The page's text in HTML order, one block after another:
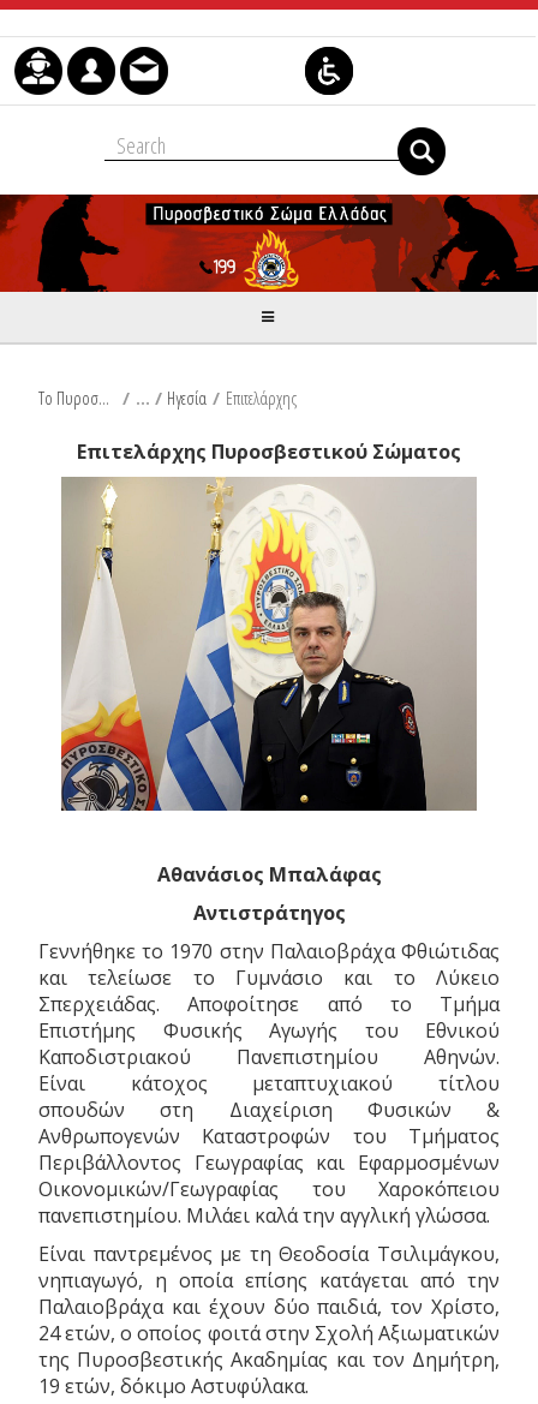
Skip to Content
Το Πυροσβεστικό Σώμα / Ηγεσία / Επιτελάρχης
Επιτελάρχης Πυροσβεστικού Σώματος
Αθανάσιος Μπαλάφας
Αντιστράτηγος
Γεννήθηκε το 1970 στην Παλαιοβράχα Φθιώτιδας
και τελείωσε το Γυμνάσιο και το Λύκειο
Σπερχειάδας. Αποφοίτησε από το Τμήμα
Επιστήμης Φυσικής Αγωγής του Εθνικού
Καποδιστριακού Πανεπιστημίου Αθηνών.
Είναι κάτοχος μεταπτυχιακού τίτλου
σπουδών στη Διαχείριση Φυσικών &
Ανθρωπογενών Καταστροφών του Τμήματος
Περιβάλλοντος Γεωγραφίας και Εφαρμοσμένων
Οικονομικών/Γεωγραφίας του Χαροκόπειου
πανεπιστημίου. Μιλάει καλά την αγγλική γλώσσα.
Είναι παντρεμένος με τη Θεοδοσία Τσιλιμάγκου,
νηπιαγωγό, η οποία επίσης κατάγεται από την
Παλαιοβράχα και έχουν δύο παιδιά, τον Χρίστο,
24 ετών, ο οποίος φοιτά στην Σχολή Αξιωματικών
της Πυροσβεστικής Ακαδημίας και τον Δημήτρη,
19 ετών, δόκιμο Αστυφύλακα.